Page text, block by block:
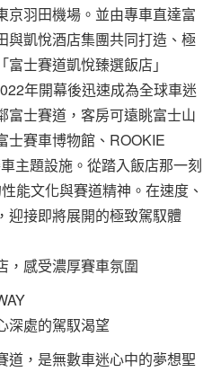
京羽田機場。並由專車直達富
與凱悅酒店集團共同打造、極
士賽道凱悅臻選飯店」
年開幕後迅速成為全球車迷
富士賽道，客房可遠眺富士山
士賽車博物館、ROOKIE
主題設施。從踏入飯店那一刻
能文化與賽道精神。在速度、
迎接即將展開的極致駕馭體
，感受濃厚賽車氛圍
深處的駕馭渴望
道，是無數車迷心中的夢想聖